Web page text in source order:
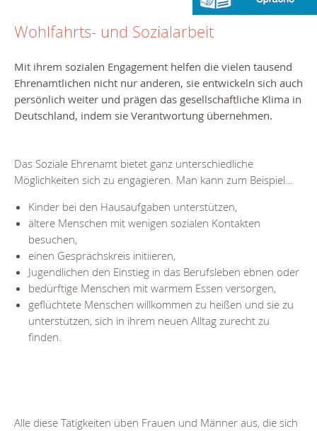
Wohlfahrts- und Sozialarbeit
Mit ihrem sozialen Engagement helfen die vielen tausend
Ehrenamtlichen nicht nur anderen, sie entwickeln sich auch
persönlich weiter und prägen das gesellschaftliche Klima in
Deutschland, indem sie Verantwortung übernehmen.
Das Soziale Ehrenamt bietet ganz unterschiedliche
Möglichkeiten sich zu engagieren. Man kann zum Beispiel…
Kinder bei den Hausaufgaben unterstützen,
ältere Menschen mit wenigen sozialen Kontakten
besuchen,
einen Gesprächskreis initiieren,
Jugendlichen den Einstieg in das Berufsleben ebnen oder
bedürftige Menschen mit warmem Essen versorgen,
geflüchtete Menschen willkommen zu heißen und sie zu
unterstützen, sich in ihrem neuen Alltag zurecht zu
finden.
Alle diese Tätigkeiten üben Frauen und Männer aus, die sich